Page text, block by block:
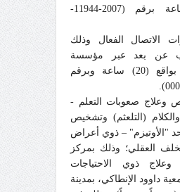
بواقع (20) ساعة برقم (2007-11944-
الاتصال الفعال وذلك
عن بعد عبر مؤسسة
مهارات النجاح بواقع (20) ساعة وبرقم
وعلاج صعوبات التعلم -
(التلعثم) وتشخيص
"الأوتيزم" – ذوي أعراض
العقلي؛ وذلك بمركز
وعلاج ذوي الاحتياجات
داوود الإنطاكي، بمدينة